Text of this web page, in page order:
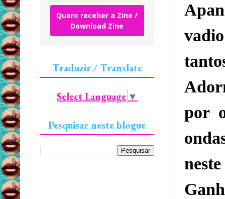
por
Quero receber a Zine /
Download Zine
Traduzir / Translate
Select Language ▼
Pesquisar neste blogue